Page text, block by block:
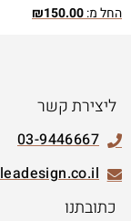
החל מ: ₪150.00
ליצירת קשר
03-9446667
כתובתנו